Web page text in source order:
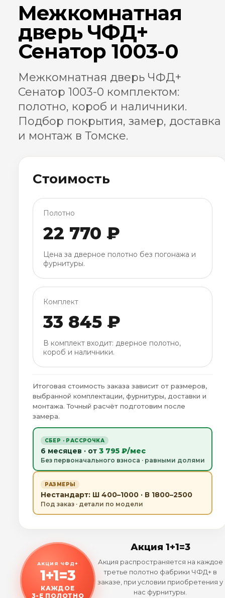
Межкомнатная
дверь ЧФД+
Сенатор 1003-0
Межкомнатная дверь ЧФД+
Сенатор 1003-0 комплектом:
полотно, короб и наличники.
Подбор покрытия, замер, доставка
и монтаж в Томске.
Стоимость
Полотно
22 770 ₽
Цена за дверное полотно без погонажа и
фурнитуры.
Комплект
33 845 ₽
В комплект входит: дверное полотно,
короб и наличники.
Итоговая стоимость заказа зависит от размеров,
выбранной комплектации, фурнитуры, доставки и
монтажа. Точный расчёт подготовим после
замера.
СБЕР · РАССРОЧКА
6 месяцев · от 3 795 ₽/мес
Без первоначального взноса · равными долями
РАЗМЕРЫ
Нестандарт: Ш 400–1000 · В 1800–2500
Под заказ · детали по модели
АКЦИЯ ЧФД+
1+1=3
КАЖДОЕ
3-Е ПОЛОТНО
Акция 1+1=3
Акция распространяется на каждое
третье полотно фабрики ЧФД+ в
заказе, при условии приобретения у
нас фурнитуры.